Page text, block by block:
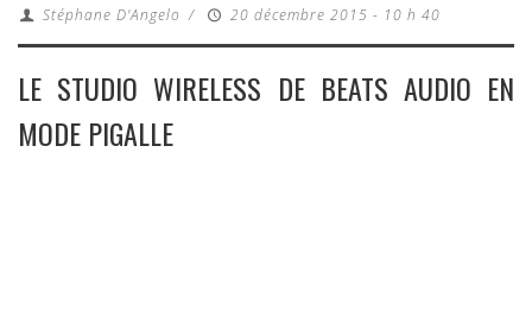
Stéphane D'Angelo / 20 décembre 2015 - 10 h 40
LE STUDIO WIRELESS DE BEATS AUDIO EN
MODE PIGALLE